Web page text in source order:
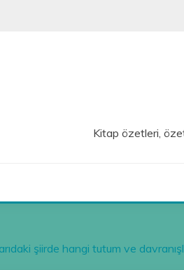
Kitap özetleri,
şiirde hangi tutum ve